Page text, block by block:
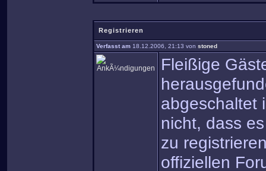
Registrieren
Verfasst am 18.12.2006, 21:13 von stoned
Fleißige
abgeschaltet
nicht, dass
zu
offiziellen